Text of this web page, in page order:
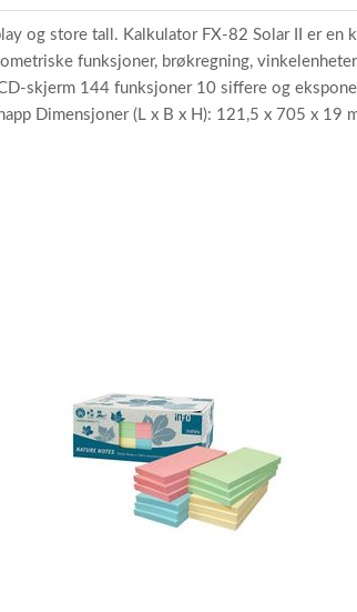
og store tall. Kalkulator FX-82 Solar II er
funksjoner, brøkregning,
skjerm 144 funksjoner 10 siffere og
Dimensjoner (L x B x H): 121,5 x 705 x 19